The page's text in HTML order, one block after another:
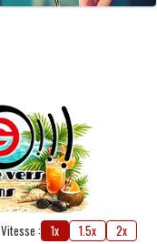
Vitesse : 1x 1.5x 2x